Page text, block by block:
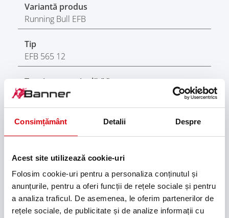
Consimțământ Detalii Despre
Acest site utilizează cookie-uri
Folosim cookie-uri pentru a personaliza conținutul și
anunțurile, pentru a oferi funcții de rețele sociale și pentru
a analiza traficul. De asemenea, le oferim partenerilor de
rețele sociale, de publicitate și de analize informații cu
Variantă produs
Running Bull EFB
Tip
EFB 565 12
Tensiune nominală (V)
12
Capacitate K20 (Ah)
Curent pornire la rece
650
Poziționare borne
0